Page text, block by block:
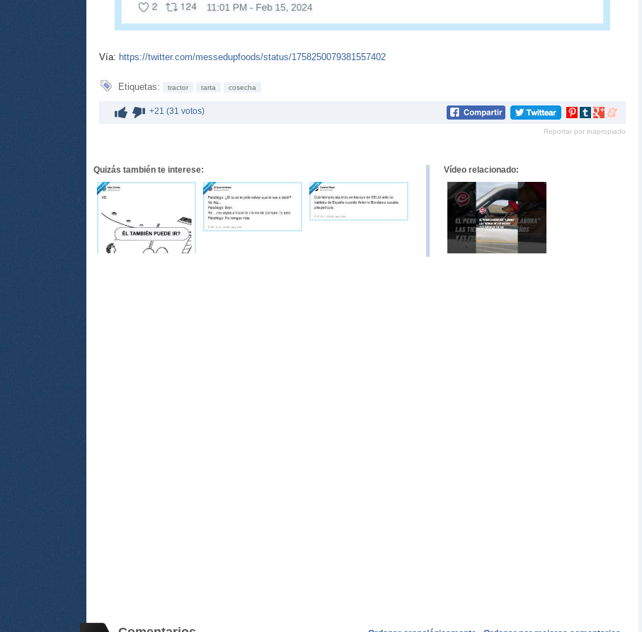
Vía: https://twitter.com/messedupfoods/status/1758250079381557402
Etiquetas: tractor tarta cosecha
+21 (31 votos)
Compartir
Pinterest
Compartir
tumblr
Compartir
Google+
Compartir
meneame
Reportar por inapropiado
Quizás también te interese: Vídeo relacionado: